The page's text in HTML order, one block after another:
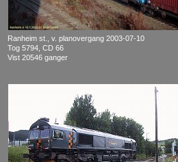
Ranheim st., v. planovergang 2003-07-10
Tog 5794, CD 66
Vist 20546 ganger